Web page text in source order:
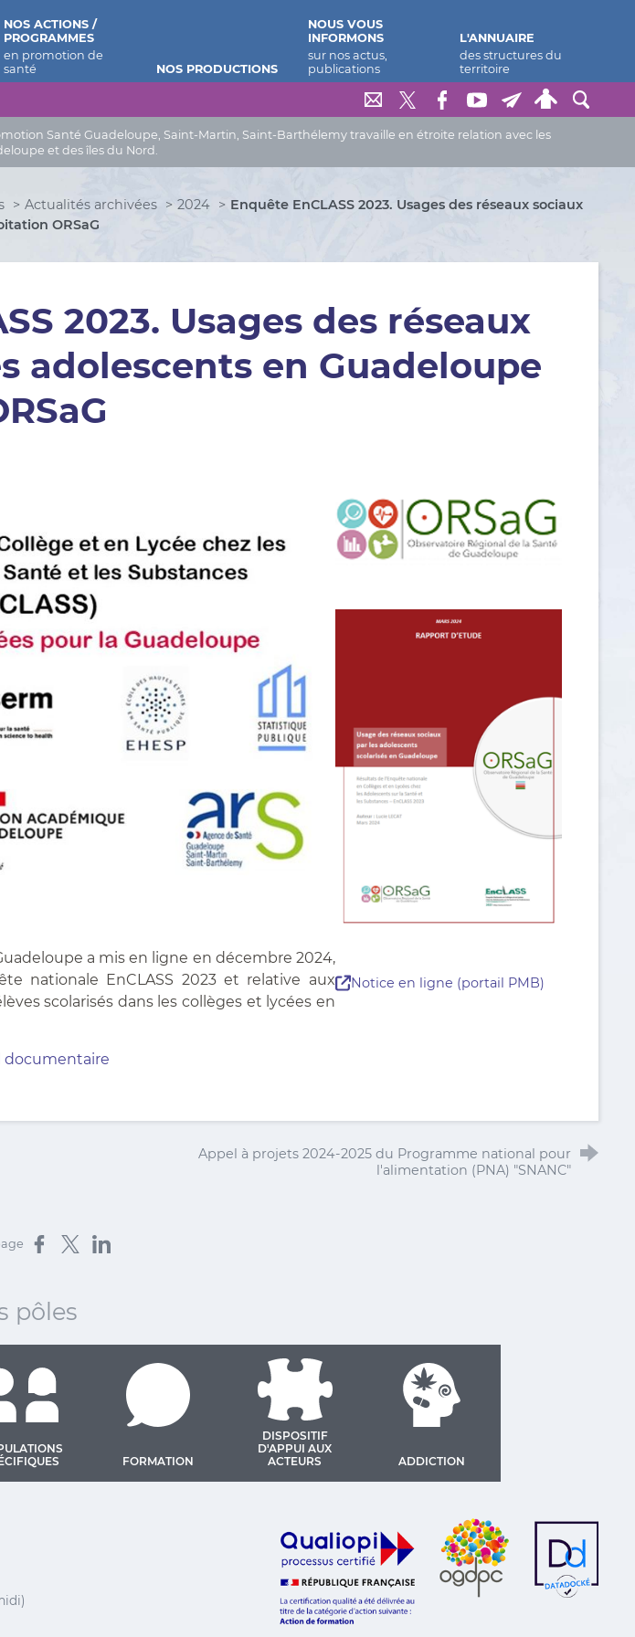
Santé Guadeloupe, Saint-Martin, Saint-Barthélemy travaille en étroite relation avec les
et des îles du Nord.
NOS ACTIONS /
PROGRAMMES
NOS PRODUCTIONS
NOUS VOUS
INFORMONS
L'ANNUAIRE
Actualités archivées 2024
Enquête EnCLASS 2023. Usages des réseaux sociaux
ORSaG
2023. Usages des réseaux
adolescents en Guadeloupe
a mis en ligne en décembre 2024,
nationale EnCLASS 2023 et relative aux
scolarisés dans les collèges et lycées en
documentaire
Notice en ligne (portail PMB)
Appel à projets 2024-2025 du Programme national pour
l'alimentation (PNA) "SNANC"
Partager sur Facebook
Partager sur X
Partager sur LinkedIn
pôles
FORMATION
DISPOSITIF
D'APPUI AUX
ACTEURS
ADDICTION